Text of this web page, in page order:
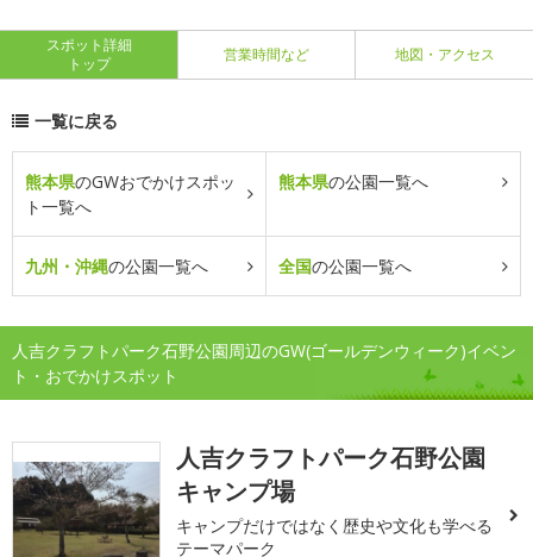
スポット詳細
トップ
営業時間など 地図・アクセス
一覧に戻る
熊本県のGWおでかけスポッ
ト一覧へ
熊本県の公園一覧へ
九州・沖縄の公園一覧へ 全国の公園一覧へ
人吉クラフトパーク石野公園周辺のGW(ゴールデンウィーク)イベン
ト・おでかけスポット
人吉クラフトパーク石野公園
キャンプ場
キャンプだけではなく歴史や文化も学べる
テーマパーク